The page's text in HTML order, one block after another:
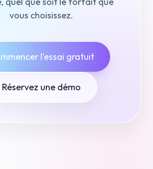
vous choisissez.
l'essai gratuit
Réservez une démo